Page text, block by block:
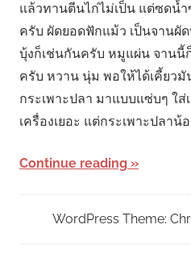
แล้วทานตีนไก่ไม่เป็น แต่ซดน้
ครับ ผัดยอดฟักแม้ว เป็นจานผั
บุ้งก็เช่นกันครับ หมูแผ่น จานนี้
ครับ หวาน นุ่ม พอให้ได้เคี้ยวมั
กระเพาะปลา มาแบบแซ่บๆ ใ
เครื่องเยอะ แต่กระเพาะปลาน้
Continue reading
WordPress Theme: